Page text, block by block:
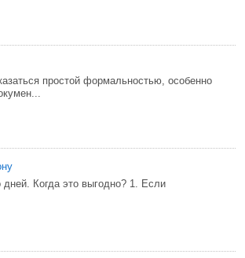
простой формальностью, особенно
Когда это выгодно? 1. Если